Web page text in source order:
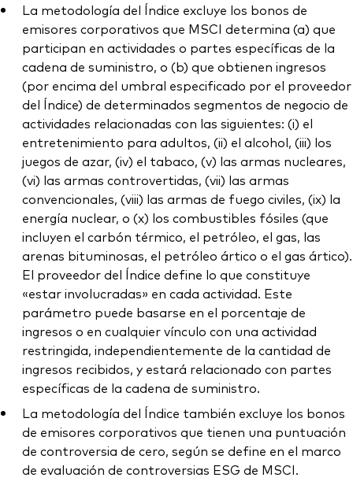
La metodología del Índice excluye los bonos de
emisores corporativos que MSCI determina (a) que
participan en actividades o partes específicas de la
cadena de suministro, o (b) que obtienen ingresos
(por encima del umbral especificado por el proveedor
del Índice) de determinados segmentos de negocio de
actividades relacionadas con las siguientes: (i) el
entretenimiento para adultos, (ii) el alcohol, (iii) los
juegos de azar, (iv) el tabaco, (v) las armas nucleares,
(vi) las armas controvertidas, (vii) las armas
convencionales, (viii) las armas de fuego civiles, (ix) la
energía nuclear, o (x) los combustibles fósiles (que
incluyen el carbón térmico, el petróleo, el gas, las
arenas bituminosas, el petróleo ártico o el gas ártico).
El proveedor del Índice define lo que constituye
«estar involucradas» en cada actividad. Este
parámetro puede basarse en el porcentaje de
ingresos o en cualquier vínculo con una actividad
restringida, independientemente de la cantidad de
ingresos recibidos, y estará relacionado con partes
específicas de la cadena de suministro.
La metodología del Índice también excluye los bonos
de emisores corporativos que tienen una puntuación
de controversia de cero, según se define en el marco
de evaluación de controversias ESG de MSCI.